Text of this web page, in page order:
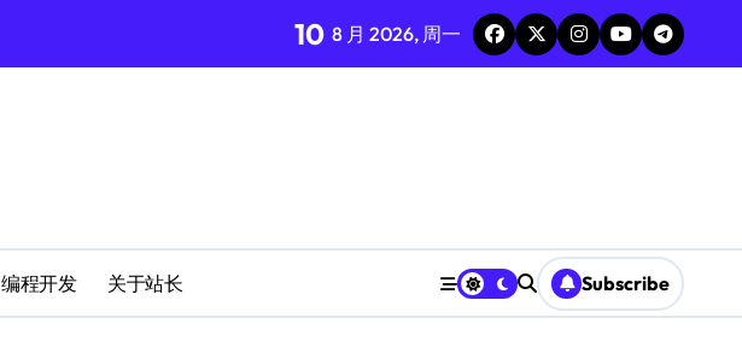
10 8 月 2026, 周一
编程开发 关于站长 Subscribe